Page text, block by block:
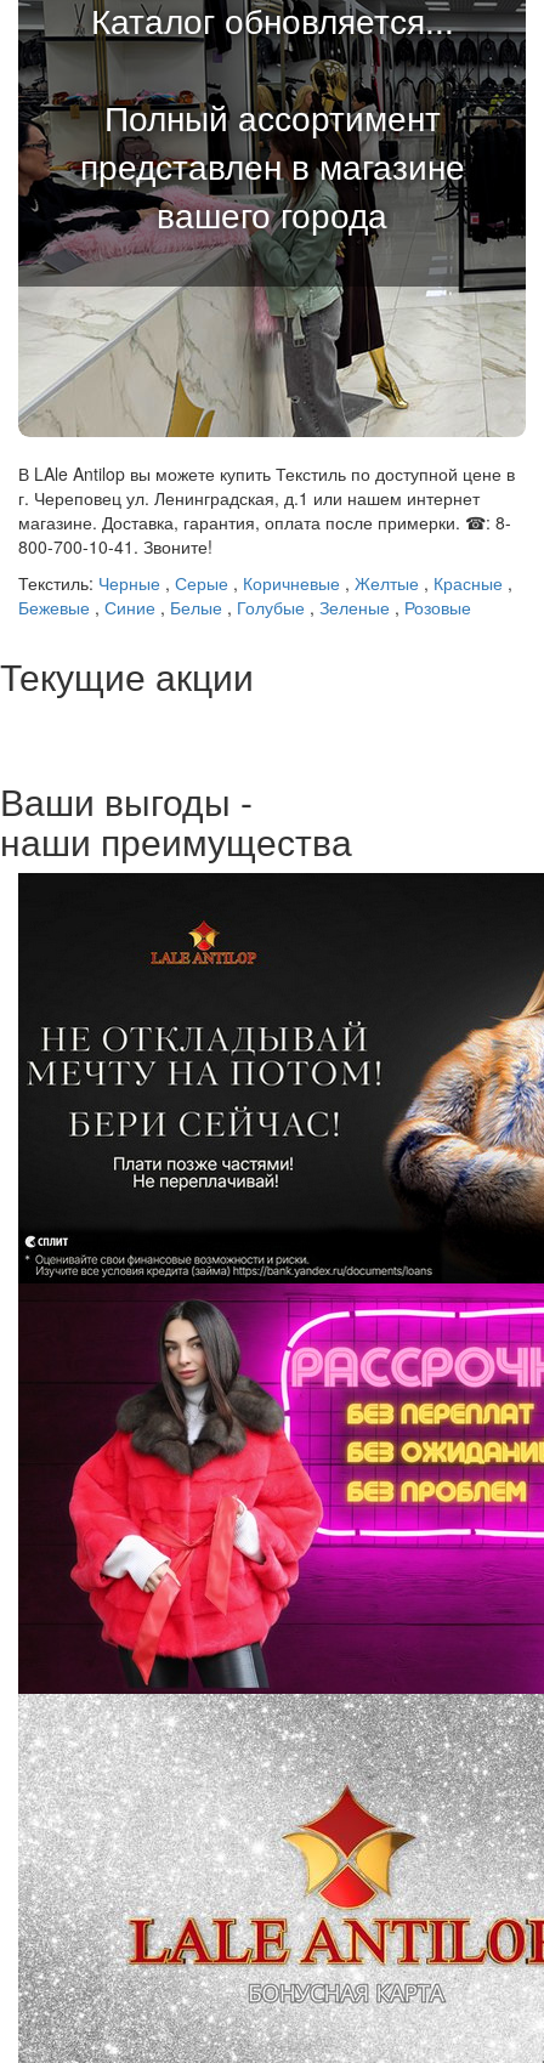
Каталог обновляется...
Полный ассортимент
представлен в магазине
вашего города
В LAle Antilop вы можете купить Текстиль по доступной цене в
г. Череповец ул. Ленинградская, д.1 или нашем интернет
магазине. Доставка, гарантия, оплата после примерки. ☎: 8-
800-700-10-41. Звоните!
Текстиль: Черные , Серые , Коричневые , Желтые , Красные ,
Бежевые , Синие , Белые , Голубые , Зеленые , Розовые
Текущие акции
Ваши выгоды -
наши преимущества